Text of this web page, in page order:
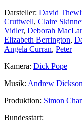
Darsteller: David
Cruttwell, Claire
Vidler, Deborah
Elizabeth Berrington,
Angela Curran, Peter
Kamera: Dick Pope
Musik: Andrew Dickson
Produktion: Simon
Bundesstart: